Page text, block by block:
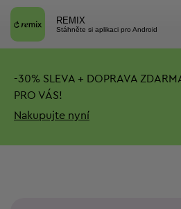
REMIX
Stáhněte si aplikaci pro Android
-30% SLEVA + DOPRAVA
PRO VÁS!
Nakupujte nyní